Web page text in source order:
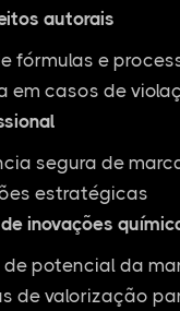
autorais
fórmulas e
em casos de
segura de
estratégicas
inovações
potencial da
de valorização